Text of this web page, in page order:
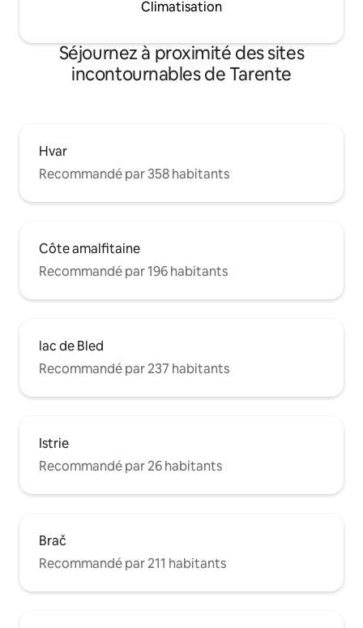
Climatisation
Séjournez à proximité des sites
incontournables de Tarente
Hvar
Recommandé par 358 habitants
Côte amalfitaine
Recommandé par 196 habitants
lac de Bled
Recommandé par 237 habitants
Istrie
Recommandé par 26 habitants
Brač
Recommandé par 211 habitants